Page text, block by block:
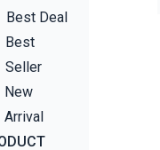
Best Deal
Best
Seller
New
Arrival